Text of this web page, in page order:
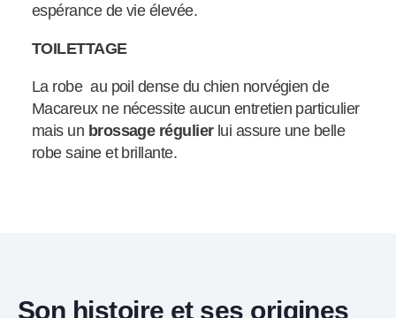
espérance de vie élevée.
TOILETTAGE
La robe au poil dense du chien norvégien de
Macareux ne nécessite aucun entretien particulier
mais un brossage régulierlui assure une belle
robe saine et brillante.
Son histoire et ses origines